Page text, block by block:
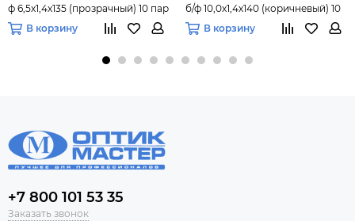
ф 6,5х1,4х135 (прозрачный) 10 пар
В корзину
б/ф 10,0х1,4х140 (коричневый) 10
пар В корзину
+7 800 101 53 35
Заказать звонок